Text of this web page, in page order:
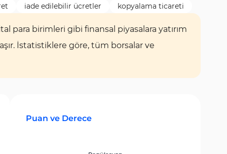
iade edilebilir ücretler kopyalama ticareti
para birimleri gibi finansal piyasalara yatırım
İstatistiklere göre, tüm borsalar ve
Puan ve Derece